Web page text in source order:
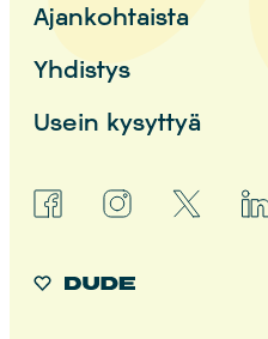
Ajankohtaista
Yhdistys
Usein kysyttyä
facebookinstagram